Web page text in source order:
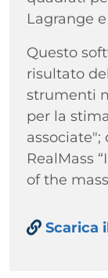
Lagrange
Questo
risultato
strumenti
per la
associate";
RealMass
of the
Paragrafo
LinksScarica